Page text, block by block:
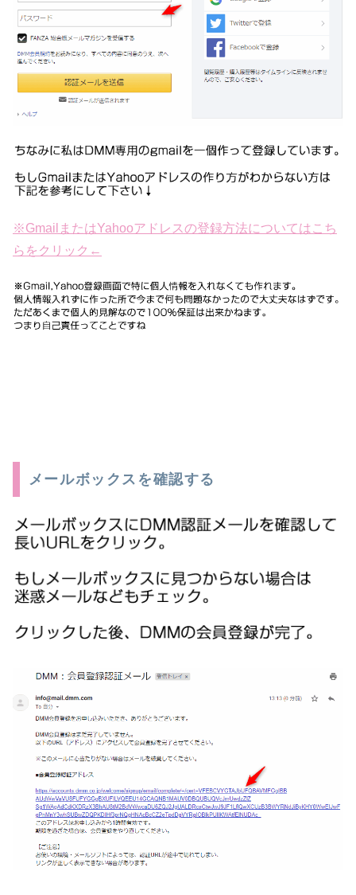
※GmailまたはYahooアドレスの登録方法についてはこち
らをクリック←
メールボックスを確認する